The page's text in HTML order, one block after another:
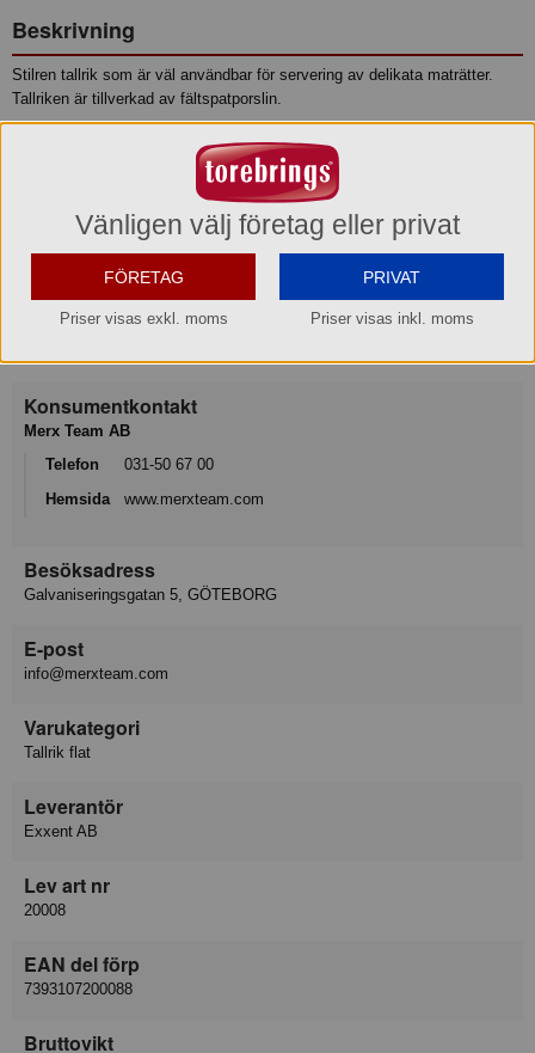
Beskrivning
Stilren tallrik som är väl användbar för servering av delikata maträtter.
Tallriken är tillverkad av fältspatporslin.
Produktinformation
Varumärke
Konsumentkontakt
Merx Team AB
Telefon
031-50 67 00
Hemsida
www.merxteam.com
Besöksadress
Galvaniseringsgatan 5, GÖTEBORG
E-post
info@merxteam.com
Varukategori
Tallrik flat
Leverantör
Exxent AB
Lev art nr
20008
EAN del förp
7393107200088
Bruttovikt
Vänligen välj företag eller privat
FÖRETAG
Priser visas exkl. moms
PRIVAT
Priser visas inkl. moms